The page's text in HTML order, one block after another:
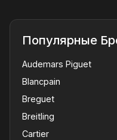
Популярные
Audemars Piguet
Blancpain
Breguet
Breitling
Cartier